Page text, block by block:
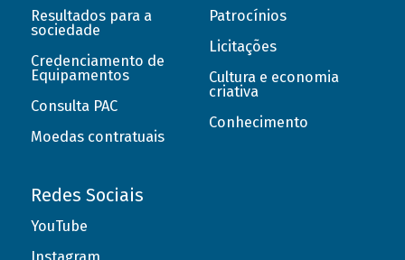
Resultados para a
sociedade
Credenciamento de
Equipamentos
Consulta PAC
Moedas contratuais
Patrocínios
Licitações
Cultura e economia
criativa
Conhecimento
Redes Sociais
YouTube